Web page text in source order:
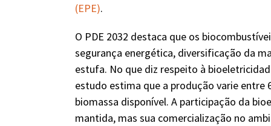
(EPE).
O PDE 2032 destaca que os
segurança energética, diversificação da
estufa. No que diz respeito à
estudo estima que a produção varie entre
biomassa disponível. A participação da
mantida, mas sua comercialização no